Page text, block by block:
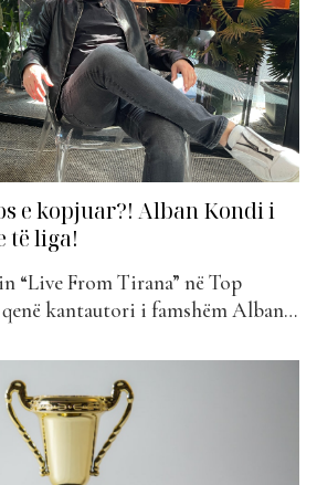
e kopjuar?! Alban Kondi i
të liga!
“Live From Tirana” në Top
kantautori i famshëm Alban
tregun shqiptar. Ai ka folur rreth
të fundit, ku mund të
“Ta Dije” të Armaldo